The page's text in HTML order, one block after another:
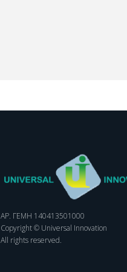
ΑΡ. ΓΕΜΗ 140413501000
Copyright © Universal Innovation
All rights reserved.